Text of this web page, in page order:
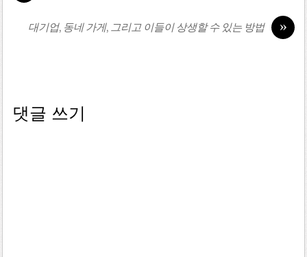
»
대기업, 동네 가게, 그리고 이들이 상생할 수 있는 방법
댓글 쓰기